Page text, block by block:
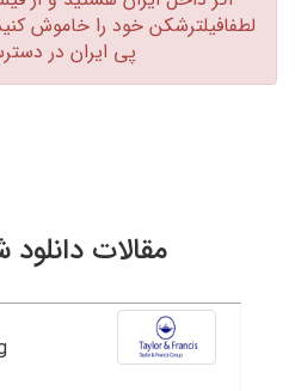
لطفافیلترشکن خود را خاموش کنید
پی ایران در
مقالات دانلود